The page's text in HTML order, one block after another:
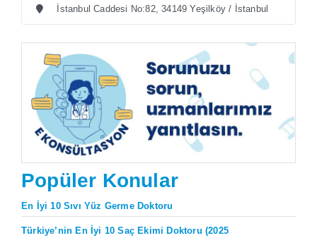
İstanbul Caddesi No:82, 34149 Yeşilköy / İstanbul
Popüler Konular
En İyi 10 Sıvı Yüz Germe Doktoru
Türkiye’nin En İyi 10 Saç Ekimi Doktoru (2025